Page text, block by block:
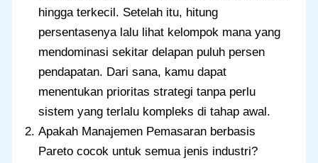
hingga terkecil. Setelah itu, hitung
persentasenya lalu lihat kelompok mana yang
mendominasi sekitar delapan puluh persen
pendapatan. Dari sana, kamu dapat
menentukan prioritas strategi tanpa perlu
sistem yang terlalu kompleks di tahap awal.
Apakah Manajemen Pemasaran berbasis
Pareto cocok untuk semua jenis industri?